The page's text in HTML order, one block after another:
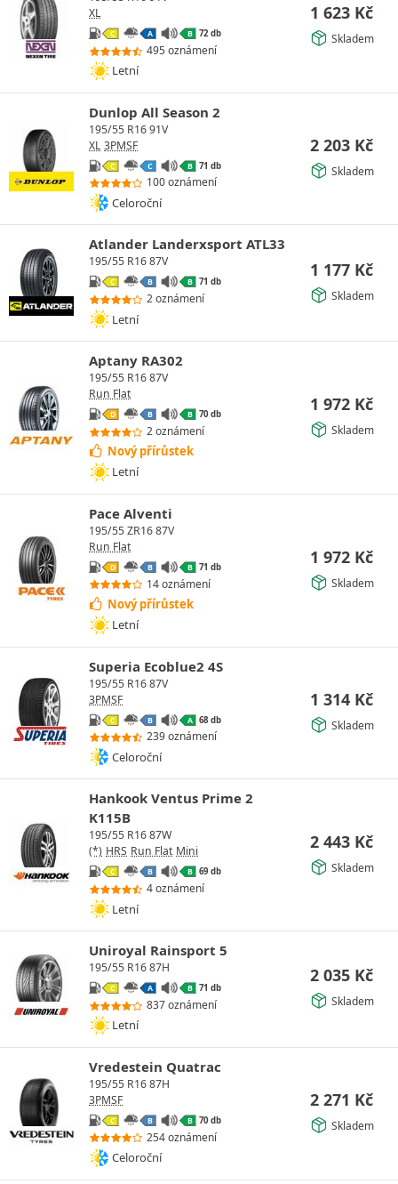
XL
C A B 72 db
495 oznámení
Letní
1 623 Kč
Skladem
Dunlop All Season 2
195/55 R16 91V
XL 3PMSF
C C B 71 db
100 oznámení
Celoroční
2 203 Kč
Skladem
Atlander Landerxsport ATL33
195/55 R16 87V
C B B 71 db
2 oznámení
Letní
1 177 Kč
Skladem
Aptany RA302
195/55 R16 87V
Run Flat
D B B 70 db
2 oznámení
Nový přírůstek
Letní
1 972 Kč
Skladem
Pace Alventi
195/55 ZR16 87V
Run Flat
D B B 71 db
14 oznámení
Nový přírůstek
Letní
1 972 Kč
Skladem
Superia Ecoblue2 4S
195/55 R16 87V
3PMSF
C B A 68 db
239 oznámení
Celoroční
1 314 Kč
Skladem
Hankook Ventus Prime 2
K115B
195/55 R16 87W
(*) HRS Run Flat Mini
C B B 69 db
4 oznámení
Letní
2 443 Kč
Skladem
Uniroyal Rainsport 5
195/55 R16 87H
C A B 71 db
837 oznámení
Letní
2 035 Kč
Skladem
Vredestein Quatrac
195/55 R16 87H
3PMSF
C B B 70 db
254 oznámení
Celoroční
2 271 Kč
Skladem